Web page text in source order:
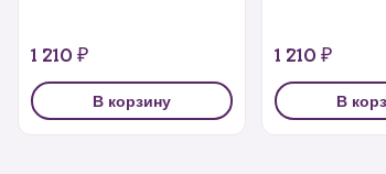
1 210 ₽
В корзину
1 210 ₽
В